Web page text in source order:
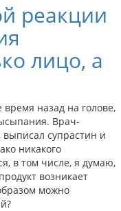
реакции
лицо, а
назад на голове,
Врач-
выписал супрастин и
никакого
в том числе, я думаю,
возникает
можно